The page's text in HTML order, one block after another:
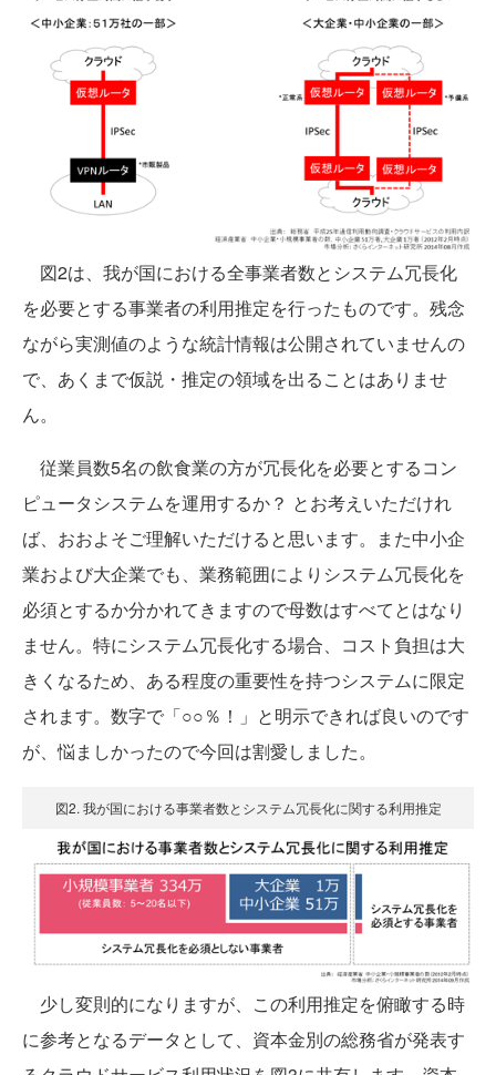
図2は、我が国における全事業者数とシステム冗長化
を必要とする事業者の利用推定を行ったものです。残念
ながら実測値のような統計情報は公開されていませんの
で、あくまで仮説・推定の領域を出ることはありませ
ん。
従業員数5名の飲食業の方が冗長化を必要とするコン
ピュータシステムを運用するか？ とお考えいただけれ
ば、おおよそご理解いただけると思います。また中小企
業および大企業でも、業務範囲によりシステム冗長化を
必須とするか分かれてきますので母数はすべてとはなり
ません。特にシステム冗長化する場合、コスト負担は大
きくなるため、ある程度の重要性を持つシステムに限定
されます。数字で「○○％！」と明示できれば良いのです
が、悩ましかったので今回は割愛しました。
図2. 我が国における事業者数とシステム冗長化に関する利用推定
少し変則的になりますが、この利用推定を俯瞰する時
に参考となるデータとして、資本金別の総務省が発表す